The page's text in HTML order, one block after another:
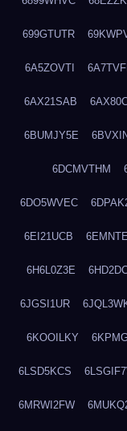
699GTUTR
6A5ZOVTI
6AX21SAB
6BUMJY5E
6DCMVTHM
6DO5WVEC
6EI21UCB
6H6L0Z3E
6JGSI1UR
6KOOILKY
6LSD5KCS
6MRWI2FW